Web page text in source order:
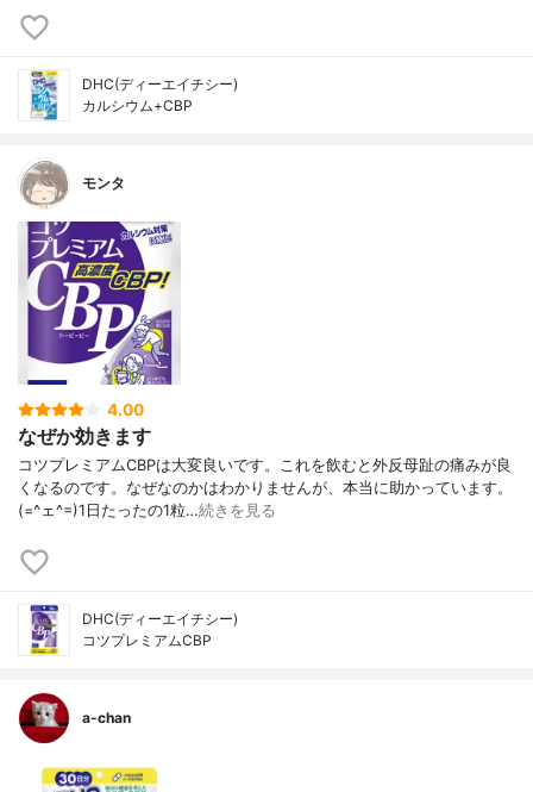
DHC(ディーエイチシー)
カルシウム+CBP
モンタ
4.00
なぜか効きます
コツプレミアムCBPは大変良いです。これを飲むと外反母趾の痛みが良
くなるのです。なぜなのかはわかりませんが、本当に助かっています。
(=^ェ^=)1日たったの1粒…続きを見る
DHC(ディーエイチシー)
コツプレミアムCBP
a-chan